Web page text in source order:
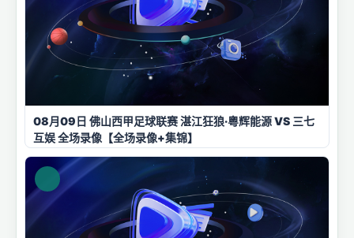
08月09日 佛山西甲足球联赛 湛江狂狼·粵辉能源 VS 三七
互娱 全场录像【全场录像+集锦】